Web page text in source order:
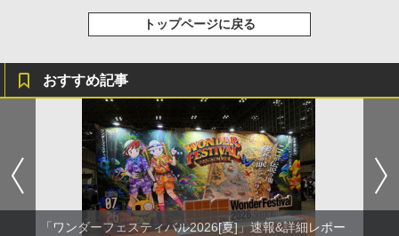
トップページに戻る
おすすめ記事
「ワンダーフェスティバル2026[夏]」速報&詳細レポー